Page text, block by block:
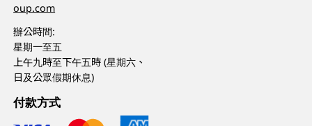
oup.com
辦公時間:
星期一至五
上午九時至下午五時 (星期六、
日及公眾假期休息)
付款方式